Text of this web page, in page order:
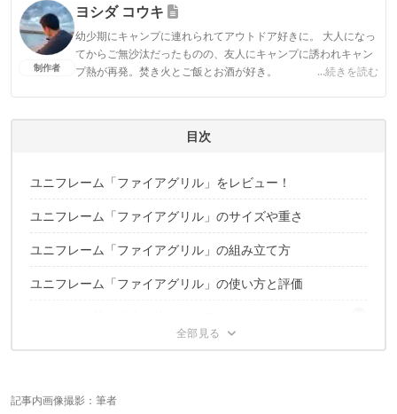
CAMP HACK編集部のプロフィール
制作者
ヨシダ コウキ
幼少期にキャンプに連れられてアウトドア好きに。 大人になっ
てからご無沙汰だったものの、友人にキャンプに誘われキャン
プ熱が再発。焚き火とご飯とお酒が好き。
...続きを読む
ヨシダ コウキのプロフィール
目次
ユニフレーム「ファイアグリル」をレビュー！
ユニフレーム「ファイアグリル」のサイズや重さ
ユニフレーム「ファイアグリル」の組み立て方
ユニフレーム「ファイアグリル」の使い方と評価
記事内画像撮影：筆者